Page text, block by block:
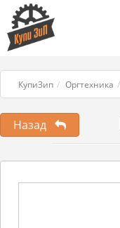
КупиЗип Оргтехника
Назад